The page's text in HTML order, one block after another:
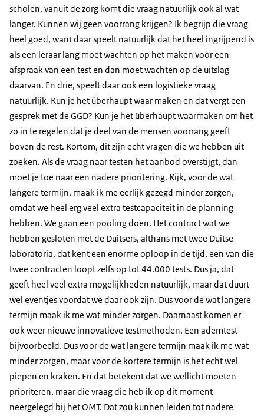
scholen, vanuit de zorg komt die vraag natuurlijk ook al wat
langer. Kunnen wij geen voorrang krijgen? Ik begrijp die vraag
heel goed, want daar speelt natuurlijk dat het heel ingrijpend is
als een leraar lang moet wachten op het maken voor een
afspraak van een test en dan moet wachten op de uitslag
daarvan. En drie, speelt daar ook een logistieke vraag
natuurlijk. Kun je het überhaupt waar maken en dat vergt een
gesprek met de GGD? Kun je het überhaupt waarmaken om het
zo in te regelen dat je deel van de mensen voorrang geeft
boven de rest. Kortom, dit zijn echt vragen die we hebben uit
zoeken. Als de vraag naar testen het aanbod overstijgt, dan
moet je toe naar een nadere prioritering. Kijk, voor de wat
langere termijn, maak ik me eerlijk gezegd minder zorgen,
omdat we heel erg veel extra testcapaciteit in de planning
hebben. We gaan een pooling doen. Het contract wat we
hebben gesloten met de Duitsers, althans met twee Duitse
laboratoria, dat kent een enorme oploop in de tijd, een van die
twee contracten loopt zelfs op tot 44.000 tests. Dus ja, dat
geeft heel veel extra mogelijkheden natuurlijk, maar dat duurt
wel eventjes voordat we daar ook zijn. Dus voor de wat langere
termijn maak ik me wat minder zorgen. Daarnaast komen er
ook weer nieuwe innovatieve testmethoden. Een ademtest
bijvoorbeeld. Dus voor de wat langere termijn maak ik me wat
minder zorgen, maar voor de kortere termijn is het echt wel
piepen en kraken. En dat betekent dat we wellicht moeten
prioriteren, maar die vraag die heb ik op dit moment
neergelegd bij het OMT. Dat zou kunnen leiden tot nadere